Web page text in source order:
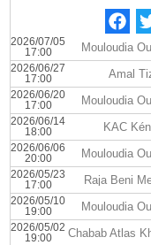
2026/07/05
17:00
Mouloudia
2026/06/27
17:00
Amal
2026/06/20
17:00
Mouloudia
2026/06/14
18:00
KAC
2026/06/06
20:00
Mouloudia
2026/05/23
17:00
Raja Beni
2026/05/10
19:00
Mouloudia
2026/05/02
19:00